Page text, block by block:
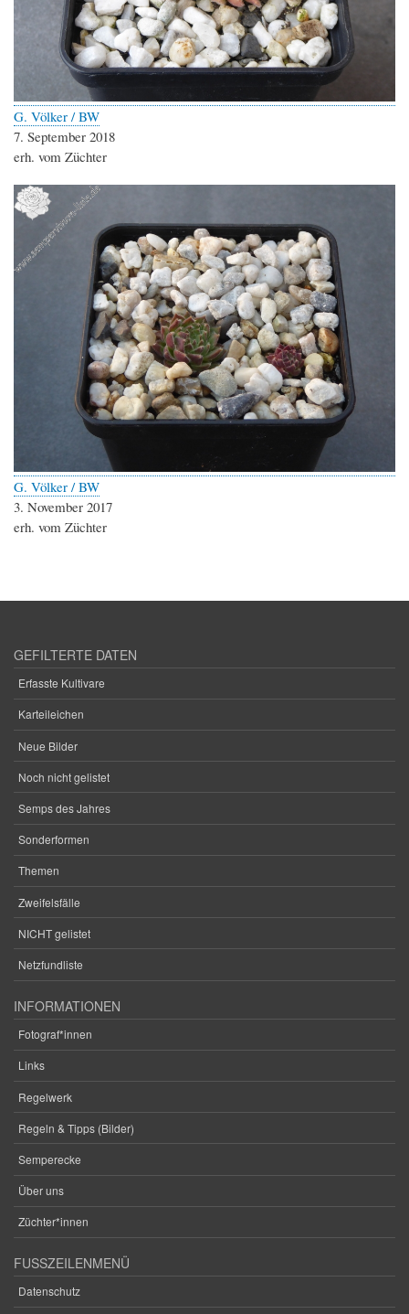
G. Völker / BW
7. September 2018
erh. vom Züchter
G. Völker / BW
3. November 2017
erh. vom Züchter
GEFILTERTE DATEN
Erfasste Kultivare
Karteileichen
Neue Bilder
Noch nicht gelistet
Semps des Jahres
Sonderformen
Themen
Zweifelsfälle
NICHT gelistet
Netzfundliste
INFORMATIONEN
Fotograf*innen
Links
Regelwerk
Regeln & Tipps (Bilder)
Semperecke
Über uns
Züchter*innen
FUSSZEILENMENÜ
Datenschutz